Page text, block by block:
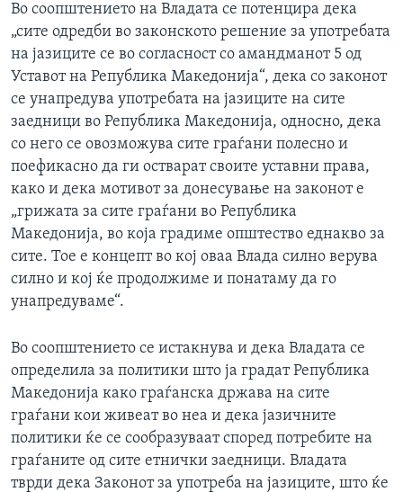
Во соопштението на Владата се потенцира дека
„сите одредби во законското решение за употребата
на јазиците се во согласност со амандманот 5 од
Уставот на Република Македонија“, дека со законот
се унапредува употребата на јазиците на сите
заедници во Република Македонија, односно, дека
со него се овозможува сите граѓани полесно и
поефикасно да ги остварат своите уставни права,
како и дека мотивот за донесување на законот е
„грижата за сите граѓани во Република
Македонија, во која градиме општество еднакво за
сите. Тое е концепт во кој оваа Влада силно верува
силно и кој ќе продолжиме и понатаму да го
унапредуваме“.
Во соопштението се истакнува и дека Владата се
определила за политики што ја градат Република
Македонија како граѓанска држава на сите
граѓани кои живеат во неа и дека јазичните
политики ќе се сообразуваат според потребите на
граѓаните од сите етнички заедници. Владата
тврди дека Законот за употреба на јазиците, што ќе